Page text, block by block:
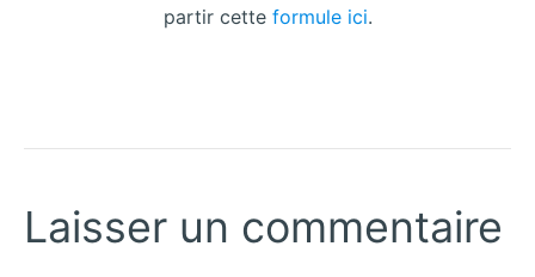
partir cette formule ici.
Laisser un commentaire